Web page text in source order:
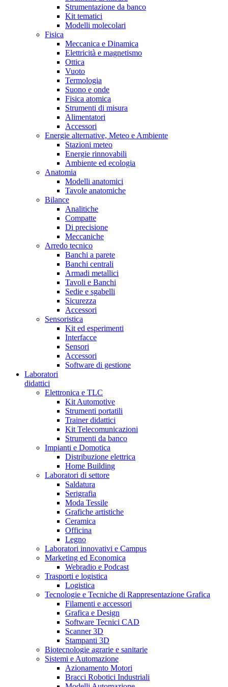
Strumentazione da banco
Kit tematici
Modelli molecolari
Fisica
Meccanica e Dinamica
Elettricità e magnetismo
Ottica
Vuoto
Termologia
Suono e onde
Fisica atomica
Strumenti di misura
Alimentatori
Accessori
Energie alternative, Meteo e Ambiente
Stazioni meteo
Energie rinnovabili
Ambiente ed ecologia
Anatomia
Modelli anatomici
Tavole anatomiche
Bilance
Analitiche
Compatte
Di precisione
Meccaniche
Arredo tecnico
Banchi a parete
Banchi centrali
Armadi metallici
Tavoli e Banchi
Sedie e sgabelli
Sicurezza
Accessori
Sensoristica
Kit ed esperimenti
Interfacce
Sensori
Accessori
Software di gestione
Laboratori
didattici
Elettronica e TLC
Kit Automotive
Strumenti portatili
Trainer didattici
Kit Telecomunicazioni
Strumenti da banco
Impianti e Domotica
Distribuzione elettrica
Home Building
Laboratori di settore
Saldatura
Serigrafia
Moda Tessile
Grafiche artistiche
Ceramica
Officina
Legno
Laboratori innovativi e Campus
Marketing ed Economica
Webradio e Podcast
Trasporti e logistica
Logistica
Tecnologie e Tecniche di Rappresentazione Grafica
Filamenti e accessori
Grafica e Design
Software Tecnici CAD
Scanner 3D
Stampanti 3D
Biotecnologie agrarie e sanitarie
Sistemi e Automazione
Azionamento Motori
Bracci Robotici Industriali